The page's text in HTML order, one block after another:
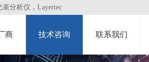
分析仪，Layertec
商 技术咨询 联系我们